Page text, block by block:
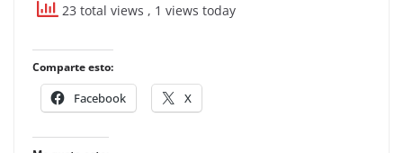
23 total views , 1 views today
Comparte esto:
Facebook X